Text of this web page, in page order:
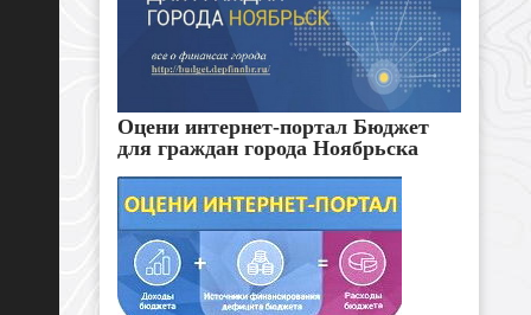
Оцени интернет-портал Бюджет
для граждан города Ноябрьска